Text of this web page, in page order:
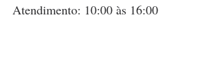
Atendimento: 10:00 às 16:00